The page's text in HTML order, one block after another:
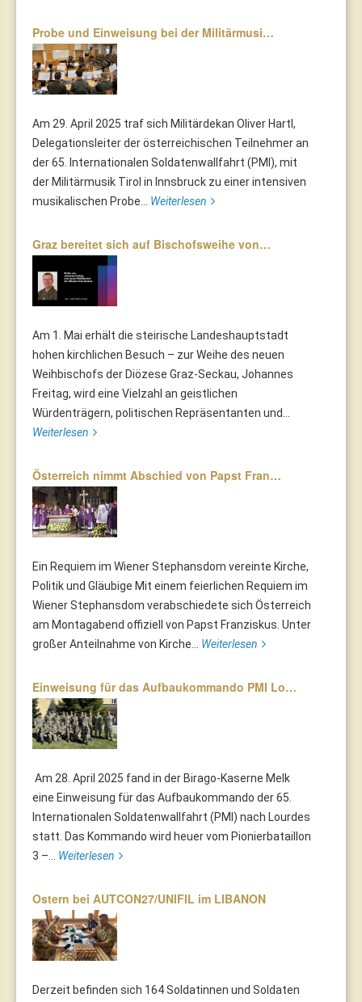
Probe und Einweisung bei der Militärmusi…
Am 29. April 2025 traf sich Militärdekan Oliver Hartl,
Delegationsleiter der österreichischen Teilnehmer an
der 65. Internationalen Soldatenwallfahrt (PMI), mit
der Militärmusik Tirol in Innsbruck zu einer intensiven
musikalischen Probe... Weiterlesen
Graz bereitet sich auf Bischofsweihe von…
Am 1. Mai erhält die steirische Landeshauptstadt
hohen kirchlichen Besuch – zur Weihe des neuen
Weihbischofs der Diözese Graz-Seckau, Johannes
Freitag, wird eine Vielzahl an geistlichen
Würdenträgern, politischen Repräsentanten und...
Weiterlesen
Österreich nimmt Abschied von Papst Fran…
Ein Requiem im Wiener Stephansdom vereinte Kirche,
Politik und Gläubige Mit einem feierlichen Requiem im
Wiener Stephansdom verabschiedete sich Österreich
am Montagabend offiziell von Papst Franziskus. Unter
großer Anteilnahme von Kirche... Weiterlesen
Einweisung für das Aufbaukommando PMI Lo…
Am 28. April 2025 fand in der Birago-Kaserne Melk
eine Einweisung für das Aufbaukommando der 65.
Internationalen Soldatenwallfahrt (PMI) nach Lourdes
statt. Das Kommando wird heuer vom Pionierbataillon
3 –... Weiterlesen
Ostern bei AUTCON27/UNIFIL im LIBANON
Derzeit befinden sich 164 Soldatinnen und Soldaten